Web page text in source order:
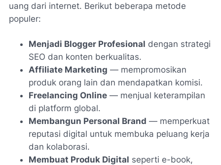
uang dari internet. Berikut beberapa metode
populer:
Menjadi Blogger Profesional dengan strategi
SEO dan konten berkualitas.
Affiliate Marketing — mempromosikan
produk orang lain dan mendapatkan komisi.
Freelancing Online — menjual keterampilan
di platform global.
Membangun Personal Brand — memperkuat
reputasi digital untuk membuka peluang kerja
dan kolaborasi.
Membuat Produk Digital seperti e-book,